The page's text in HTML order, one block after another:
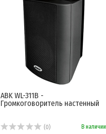
ABK WL-311B -
Громкоговоритель настенный
(0) В наличии